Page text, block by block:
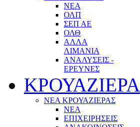
ΝΕΑ
ΟΛΠ
ΣΕΠ ΑΕ
ΟΛΘ
ΑΛΛΑ
ΛΙΜΑΝΙΑ
ΑΝΑΛΥΣΕΙΣ -
ΕΡΕΥΝΕΣ
ΚΡΟΥΑΖΙΕΡΑ
ΝΕΑ ΚΡΟΥΑΖΙΕΡΑΣ
NEA
ΕΠΙΧΕΙΡΗΣΕΙΣ